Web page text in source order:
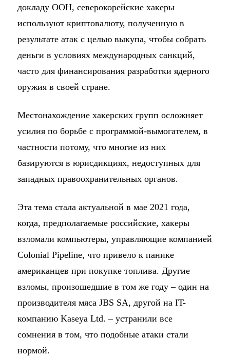
докладу ООН, северокорейские хакеры
используют криптовалюту, полученную в
результате атак с целью выкупа, чтобы собрать
деньги в условиях международных санкций,
часто для финансирования разработки ядерного
оружия в своей стране.
Местонахождение хакерских групп осложняет
усилия по борьбе с программой-вымогателем, в
частности потому, что многие из них
базируются в юрисдикциях, недоступных для
западных правоохранительных органов.
Эта тема стала актуальной в мае 2021 года,
когда, предполагаемые российские, хакеры
взломали компьютеры, управляющие компанией
Colonial Pipeline, что привело к панике
американцев при покупке топлива. Другие
взломы, произошедшие в том же году – один на
производителя мяса JBS SA, другой на IT-
компанию Kaseya Ltd. – устранили все
сомнения в том, что подобные атаки стали
нормой.